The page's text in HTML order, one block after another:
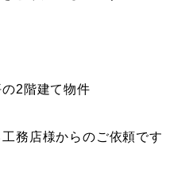
2階建て物件
務店様からのご依頼です